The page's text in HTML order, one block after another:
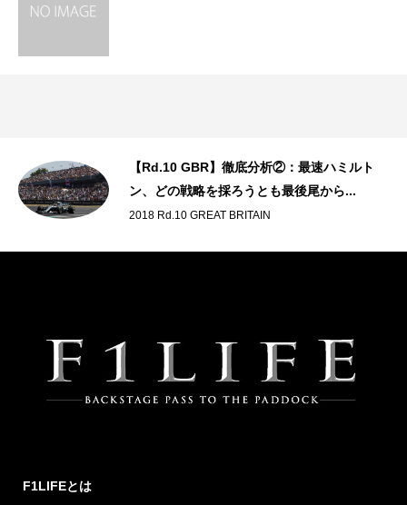
【Rd.10 GBR】徹底分析②：最速ハミルト
ン、どの戦略を採ろうとも最後尾から...
2018 Rd.10 GREAT BRITAIN
F1LIFEとは